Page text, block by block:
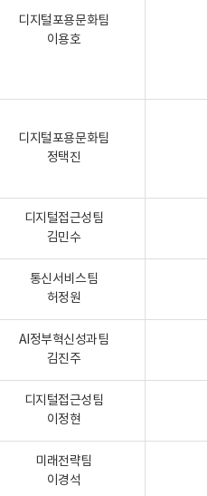
디지털포용문화팀
이용호
디지털포용문화팀
정택진
디지털접근성팀
김민수
통신서비스팀
허정원
AI정부혁신성과팀
김진주
디지털접근성팀
이정현
미래전략팀
이경석